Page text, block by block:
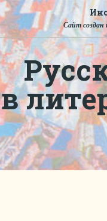
Сайт создан
в